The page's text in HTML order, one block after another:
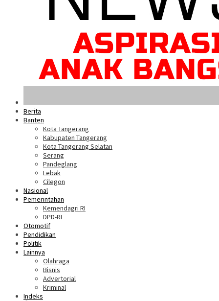
Berita
Banten
Kota Tangerang
Kabupaten Tangerang
Kota Tangerang Selatan
Serang
Pandeglang
Lebak
Cilegon
Nasional
Pemerintahan
Kemendagri RI
DPD-RI
Otomotif
Pendidikan
Politik
Lainnya
Olahraga
Bisnis
Advertorial
Kriminal
Indeks